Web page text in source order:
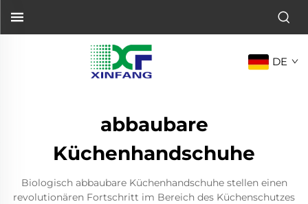
DE
abbaubare
Küchenhandschuhe
Biologisch abbaubare Küchenhandschuhe stellen einen
revolutionären Fortschritt im Bereich des Küchenschutzes